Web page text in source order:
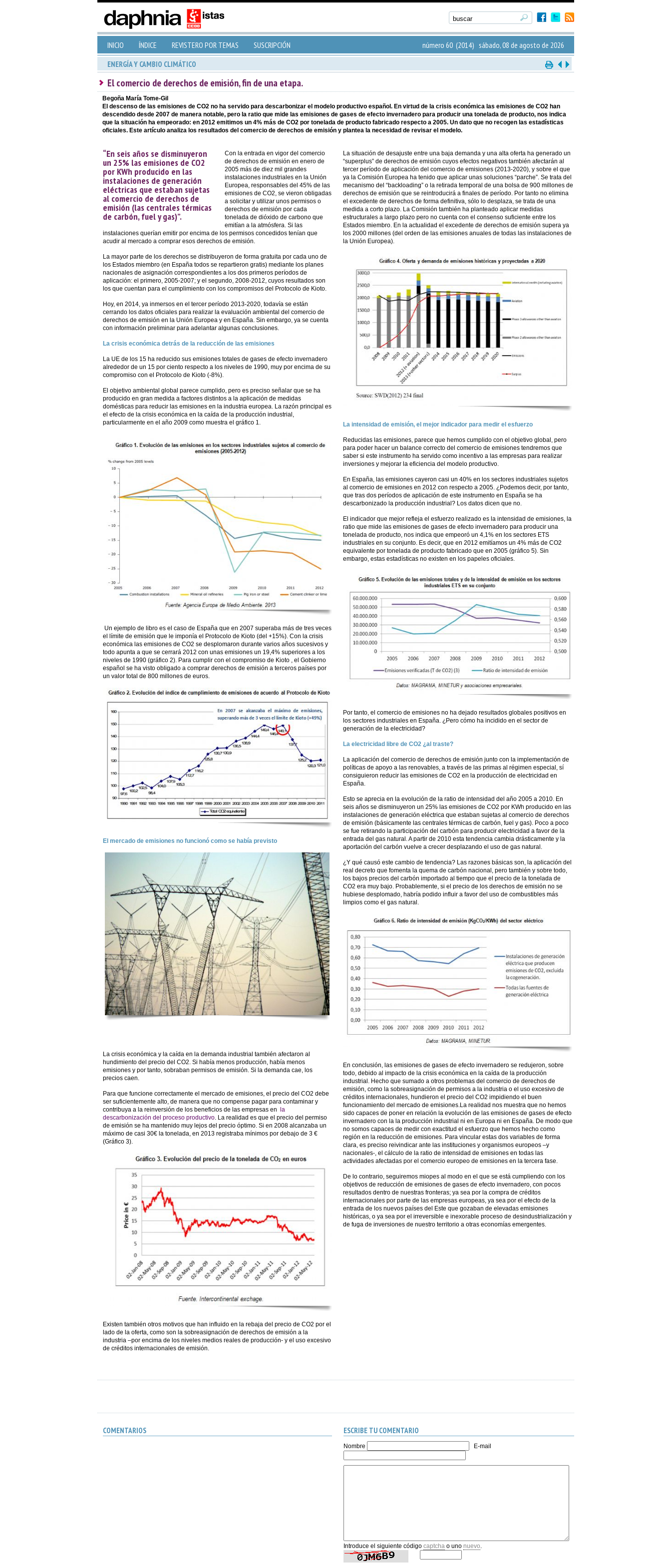
INICIO ÍNDICE REVISTERO POR TEMAS SUSCRIPCIÓN número 60 (2014) sábado, 08 de agosto de 2026
ENERGÍA Y CAMBIO CLIMÁTICO
El comercio de derechos de emisión, fin de una etapa.
Begoña María Tome-Gil
El descenso de las emisiones de CO2 no ha servido para descarbonizar el modelo productivo español. En virtud de la crisis económica las emisiones de CO2 han
descendido desde 2007 de manera notable, pero la ratio que mide las emisiones de gases de efecto invernadero para producir una tonelada de producto, nos indica
que la situación ha empeorado: en 2012 emitimos un 4% más de CO2 por tonelada de producto fabricado respecto a 2005. Un dato que no recogen las estadísticas
oficiales. Este artículo analiza los resultados del comercio de derechos de emisión y plantea la necesidad de revisar el modelo.
“En seis años se disminuyeron
un 25% las emisiones de CO2
por KWh producido en las
instalaciones de generación
eléctricas que estaban sujetas
al comercio de derechos de
emisión (las centrales térmicas
de carbón, fuel y gas)”.
Con la entrada en vigor del comercio
de derechos de emisión en enero de
2005 más de diez mil grandes
instalaciones industriales en la Unión
Europea, responsables del 45% de las
emisiones de CO2, se vieron obligadas
a solicitar y utilizar unos permisos o
derechos de emisión por cada
tonelada de dióxido de carbono que
emitían a la atmósfera. Si las
instalaciones querían emitir por encima de los permisos concedidos tenían que
acudir al mercado a comprar esos derechos de emisión.
La mayor parte de los derechos se distribuyeron de forma gratuita por cada uno de
los Estados miembro (en España todos se repartieron gratis) mediante los planes
nacionales de asignación correspondientes a los dos primeros períodos de
aplicación: el primero, 2005-2007; y el segundo, 2008-2012, cuyos resultados son
los que cuentan para el cumplimiento con los compromisos del Protocolo de Kioto.
Hoy, en 2014, ya inmersos en el tercer período 2013-2020, todavía se están
cerrando los datos oficiales para realizar la evaluación ambiental del comercio de
derechos de emisión en la Unión Europea y en España. Sin embargo, ya se cuenta
con información preliminar para adelantar algunas conclusiones.
La crisis económica detrás de la reducción de las emisiones
La UE de los 15 ha reducido sus emisiones totales de gases de efecto invernadero
alrededor de un 15 por ciento respecto a los niveles de 1990, muy por encima de su
compromiso con el Protocolo de Kioto (-8%).
El objetivo ambiental global parece cumplido, pero es preciso señalar que se ha
producido en gran medida a factores distintos a la aplicación de medidas
domésticas para reducir las emisiones en la industria europea. La razón principal es
el efecto de la crisis económica en la caída de la producción industrial,
particularmente en el año 2009 como muestra el gráfico 1.
Un ejemplo de libro es el caso de España que en 2007 superaba más de tres veces
el límite de emisión que le imponía el Protocolo de Kioto (del +15%). Con la crisis
económica las emisiones de CO2 se desplomaron durante varios años sucesivos y
todo apunta a que se cerrará 2012 con unas emisiones un 19,4% superiores a los
niveles de 1990 (gráfico 2). Para cumplir con el compromiso de Kioto , el Gobierno
español se ha visto obligado a comprar derechos de emisión a terceros países por
un valor total de 800 millones de euros.
El mercado de emisiones no funcionó como se había previsto
La crisis económica y la caída en la demanda industrial también afectaron al
hundimiento del precio del CO2. Si había menos producción, había menos
emisiones y por tanto, sobraban permisos de emisión. Si la demanda cae, los
precios caen.
Para que funcione correctamente el mercado de emisiones, el precio del CO2 debe
ser suficientemente alto, de manera que no compense pagar para contaminar y
contribuya a la reinversión de los beneficios de las empresas en la
descarbonización del proceso productivo. La realidad es que el precio del permiso
de emisión se ha mantenido muy lejos del precio óptimo. Si en 2008 alcanzaba un
máximo de casi 30€ la tonelada, en 2013 registraba mínimos por debajo de 3 €
(Gráfico 3).
Existen también otros motivos que han influido en la rebaja del precio de CO2 por el
lado de la oferta, como son la sobreasignación de derechos de emisión a la
industria –por encima de los niveles medios reales de producción- y el uso excesivo
de créditos internacionales de emisión.
La situación de desajuste entre una baja demanda y una alta oferta ha generado un
“superplus” de derechos de emisión cuyos efectos negativos también afectarán al
tercer período de aplicación del comercio de emisiones (2013-2020), y sobre el que
ya la Comisión Europea ha tenido que aplicar unas soluciones “parche”. Se trata del
mecanismo del “backloading” o la retirada temporal de una bolsa de 900 millones de
derechos de emisión que se reintroducirá a finales de período. Por tanto no elimina
el excedente de derechos de forma definitiva, sólo lo desplaza, se trata de una
medida a corto plazo. La Comisión también ha planteado aplicar medidas
estructurales a largo plazo pero no cuenta con el consenso suficiente entre los
Estados miembro. En la actualidad el excedente de derechos de emisión supera ya
los 2000 millones (del orden de las emisiones anuales de todas las instalaciones de
la Unión Europea).
La intensidad de emisión, el mejor indicador para medir el esfuerzo
Reducidas las emisiones, parece que hemos cumplido con el objetivo global, pero
para poder hacer un balance correcto del comercio de emisiones tendremos que
saber si este instrumento ha servido como incentivo a las empresas para realizar
inversiones y mejorar la eficiencia del modelo productivo.
En España, las emisiones cayeron casi un 40% en los sectores industriales sujetos
al comercio de emisiones en 2012 con respecto a 2005. ¿Podemos decir, por tanto,
que tras dos períodos de aplicación de este instrumento en España se ha
descarbonizado la producción industrial? Los datos dicen que no.
El indicador que mejor refleja el esfuerzo realizado es la intensidad de emisiones, la
ratio que mide las emisiones de gases de efecto invernadero para producir una
tonelada de producto, nos indica que empeoró un 4,1% en los sectores ETS
industriales en su conjunto. Es decir, que en 2012 emitíamos un 4% más de CO2
equivalente por tonelada de producto fabricado que en 2005 (gráfico 5). Sin
embargo, estas estadísticas no existen en los papeles oficiales.
Por tanto, el comercio de emisiones no ha dejado resultados globales positivos en
los sectores industriales en España. ¿Pero cómo ha incidido en el sector de
generación de la electricidad?
La electricidad libre de CO2 ¿al traste?
La aplicación del comercio de derechos de emisión junto con la implementación de
políticas de apoyo a las renovables, a través de las primas al régimen especial, sí
consiguieron reducir las emisiones de CO2 en la producción de electricidad en
España.
Esto se aprecia en la evolución de la ratio de intensidad del año 2005 a 2010. En
seis años se disminuyeron un 25% las emisiones de CO2 por KWh producido en las
instalaciones de generación eléctrica que estaban sujetas al comercio de derechos
de emisión (básicamente las centrales térmicas de carbón, fuel y gas). Poco a poco
se fue retirando la participación del carbón para producir electricidad a favor de la
entrada del gas natural. A partir de 2010 esta tendencia cambia drásticamente y la
aportación del carbón vuelve a crecer desplazando el uso de gas natural.
¿Y qué causó este cambio de tendencia? Las razones básicas son, la aplicación del
real decreto que fomenta la quema de carbón nacional, pero también y sobre todo,
los bajos precios del carbón importado al tiempo que el precio de la tonelada de
CO2 era muy bajo. Probablemente, si el precio de los derechos de emisión no se
hubiese desplomado, habría podido influir a favor del uso de combustibles más
limpios como el gas natural.
En conclusión, las emisiones de gases de efecto invernadero se redujeron, sobre
todo, debido al impacto de la crisis económica en la caída de la producción
industrial. Hecho que sumado a otros problemas del comercio de derechos de
emisión, como la sobreasignación de permisos a la industria o el uso excesivo de
créditos internacionales, hundieron el precio del CO2 impidiendo el buen
funcionamiento del mercado de emisiones.La realidad nos muestra que no hemos
sido capaces de poner en relación la evolución de las emisiones de gases de efecto
invernadero con la la producción industrial ni en Europa ni en España. De modo que
no somos capaces de medir con exactitud el esfuerzo que hemos hecho como
región en la reducción de emisiones. Para vincular estas dos variables de forma
clara, es preciso reivindicar ante las instituciones y organismos europeos –y
nacionales-, el cálculo de la ratio de intensidad de emisiones en todas las
actividades afectadas por el comercio europeo de emisiones en la tercera fase.
De lo contrario, seguiremos miopes al modo en el que se está cumpliendo con los
objetivos de reducción de emisiones de gases de efecto invernadero, con pocos
resultados dentro de nuestras fronteras; ya sea por la compra de créditos
internacionales por parte de las empresas europeas, ya sea por el efecto de la
entrada de los nuevos países del Este que gozaban de elevadas emisiones
históricas, o ya sea por el irreversible e inexorable proceso de desindustrialización y
de fuga de inversiones de nuestro territorio a otras economías emergentes.
COMENTARIOS ESCRIBE TU COMENTARIO
Nombre E-mail
Introduce el siguiente código captcha o uno nuevo